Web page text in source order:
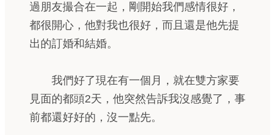
過朋友撮合在一起，剛開始我們感情很好，
都很開心，他對我也很好，而且還是他先提
出的訂婚和結婚。
我們好了現在有一個月，就在雙方家要
見面的都頭2天，他突然告訴我沒感覺了，事
前都還好好的，沒一點先。